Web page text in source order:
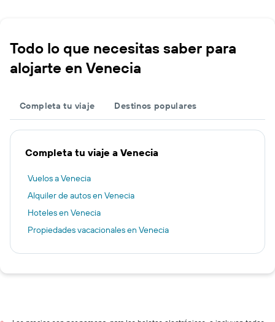
Todo lo que necesitas saber para
alojarte en Venecia
Completa tu viaje Destinos populares
Completa tu viaje a Venecia
Vuelos a Venecia
Alquiler de autos en Venecia
Hoteles en Venecia
Propiedades vacacionales en Venecia